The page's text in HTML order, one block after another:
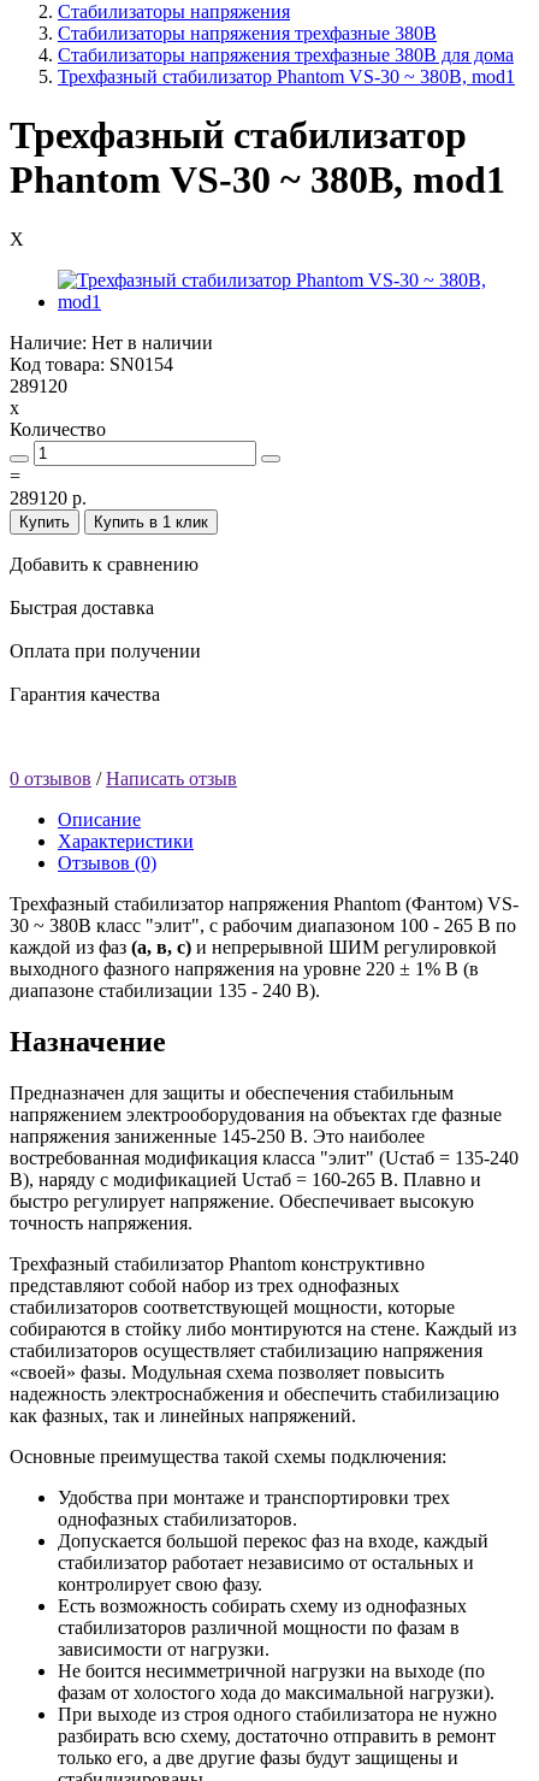
Стабилизаторы напряжения
Стабилизаторы напряжения трехфазные 380В
Cтабилизаторы напряжения трехфазные 380В для дома
Трехфазный стабилизатор Phantom VS-30 ~ 380В, mod1
Трехфазный стабилизатор
Phantom VS-30 ~ 380В, mod1
X
Наличие: Нет в наличии
Код товара: SN0154
289120
x
Количество
=
289120 р.
Купить Купить в 1 клик
Добавить к сравнению
Быстрая доставка
Оплата при получении
Гарантия качества
0 отзывов /Написать отзыв
Описание
Характеристики
Отзывов (0)
Трехфазный стабилизатор напряжения Phantom (Фантом) VS-
30 ~ 380В класс "элит", с рабочим диапазоном 100 - 265 В по
каждой из фаз (а, в, с) и непрерывной ШИМ регулировкой
выходного фазного напряжения на уровне 220 ± 1% В (в
диапазоне стабилизации 135 - 240 В).
Назначение
Предназначен для защиты и обеспечения стабильным
напряжением электрооборудования на объектах где фазные
напряжения заниженные 145-250 В. Это наиболее
востребованная модификация класса "элит" (Uстаб = 135-240
В), наряду с модификацией Uстаб = 160-265 В. Плавно и
быстро регулирует напряжение. Обеспечивает высокую
точность напряжения.
Трехфазный стабилизатор Phantom конструктивно
представляют собой набор из трех однофазных
стабилизаторов соответствующей мощности, которые
собираются в стойку либо монтируются на стене. Каждый из
стабилизаторов осуществляет стабилизацию напряжения
«своей» фазы. Модульная схема позволяет повысить
надежность электроснабжения и обеспечить стабилизацию
как фазных, так и линейных напряжений.
Основные преимущества такой схемы подключения:
Удобства при монтаже и транспортировки трех
однофазных стабилизаторов.
Допускается большой перекос фаз на входе, каждый
стабилизатор работает независимо от остальных и
контролирует свою фазу.
Есть возможность собирать схему из однофазных
стабилизаторов различной мощности по фазам в
зависимости от нагрузки.
Не боится несимметричной нагрузки на выходе (по
фазам от холостого хода до максимальной нагрузки).
При выходе из строя одного стабилизатора не нужно
разбирать всю схему, достаточно отправить в ремонт
только его, а две другие фазы будут защищены и